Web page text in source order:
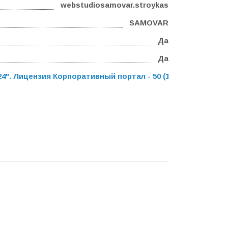
webstudiosamovar.stroykas
SAMOVAR
Да
Да
Лицензия Корпоративный портал - 50 (12 мес.)